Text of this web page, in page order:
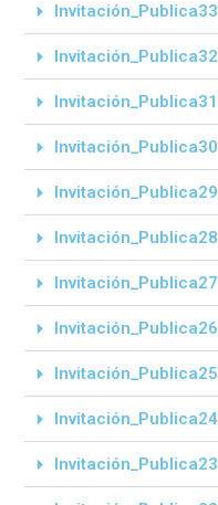
Invitación_Publica33
Invitación_Publica32
Invitación_Publica31
Invitación_Publica30
Invitación_Publica29
Invitación_Publica28
Invitación_Publica27
Invitación_Publica26
Invitación_Publica25
Invitación_Publica24
Invitación_Publica23